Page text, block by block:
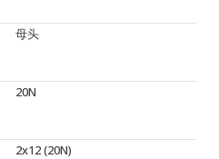
母头
20N
2x12 (20N)